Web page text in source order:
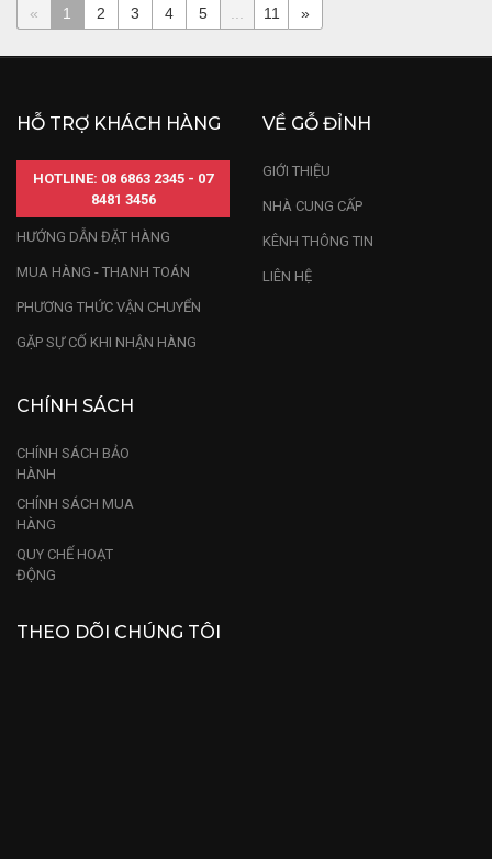
« 1 2 3 4 5 11 »
HỖ TRỢ KHÁCH HÀNG
HOTLINE: 08 6863 2345 - 07
8481 3456
HƯỚNG DẪN ĐẶT HÀNG
MUA HÀNG - THANH TOÁN
PHƯƠNG THỨC VẬN CHUYỂN
GẶP SỰ CỐ KHI NHẬN HÀNG
VỀ GỖ ĐỈNH
GIỚI THIỆU
NHÀ CUNG CẤP
KÊNH THÔNG TIN
LIÊN HỆ
CHÍNH SÁCH
CHÍNH SÁCH BẢO
HÀNH
CHÍNH SÁCH MUA
HÀNG
QUY CHẾ HOẠT
ĐỘNG
THEO DÕI CHÚNG TÔI